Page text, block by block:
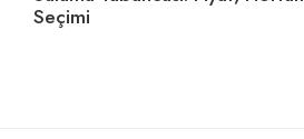
Seçimi